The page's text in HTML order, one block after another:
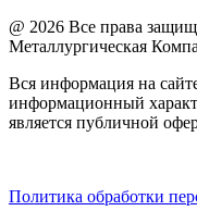
@ 2026 Все права
Металлургическая
Вся информация на
информационный
является публичной
Политика обработки